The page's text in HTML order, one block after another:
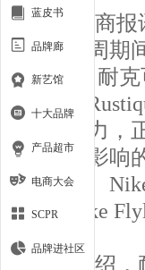
北京商报
夏时装周期
坛”上，耐
Nacpil
新的动力
少环境影响
少废料、
新的Nike
据介绍
蓝皮书
品牌廊
新艺馆
十大品牌
产品超市
电商大会
SCPR
品牌进社区